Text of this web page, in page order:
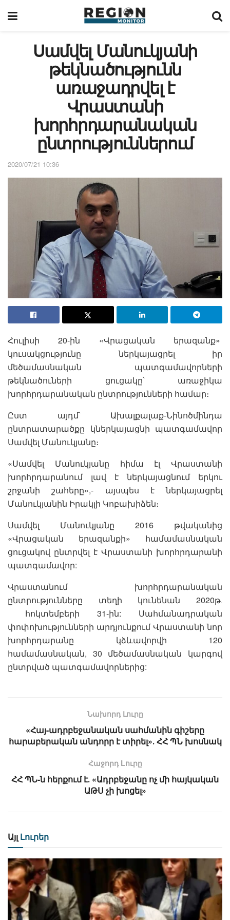
Սամվել Մանուկյանի
թեկնածությունն
առաջադրվել է
Վրաստանի
խորհրդարանական
ընտրություններում
2020/07/21 10:36
Հուլիսի 20-ին «Վրացական երազանք»
կուսակցությունը ներկայացրել իր
մեծամասնական պատգամավորների
թեկնածուների ցուցակը՝ առաջիկա
խորհրդարանական ընտրությունների համար։
Ըստ այդմ՝ Ախալքալաք-Նինոծմինդա
ընտրատարածքը կներկայացնի պատգամավոր
Սամվել Մանուկյանը։
«Սամվել Մանուկյանը հիմա էլ Վրաստանի
խորհրդարանում լավ է ներկայացնում երկու
շրջանի շահերը»,- այսպես է ներկայացրել
Մանուկյանին Իրակլի Կոբախիձեն։
Սամվել Մանուկյանը 2016 թվականից
«Վրացական երազանքի» համամասնական
ցուցակով ընտրվել է Վրաստանի խորհրդարանի
պատգամավոր:
Վրաստանում խորհրդարանական
ընտրությունները տեղի կունենան 2020թ․
հոկտեմբերի 31-ին: Սահմանադրական
փոփոխությունների արդյունքում Վրաստանի նոր
խորհրդարանը կձևավորվի 120
համամասնական, 30 մեծամասնական կարգով
ընտրված պատգամավորներից:
Նախորդ Լուրը
«Հայ-ադրբեջանական սահմանին գիշերը
հարաբերական անդորր է տիրել»․ ՀՀ ՊՆ խոսնակ
Հաջորդ Lուրը
ՀՀ ՊՆ-ն հերքում է․ «Ադրբեջանը ոչ մի հայկական
ԱԹՍ չի խոցել»
Այլ Լուրեր